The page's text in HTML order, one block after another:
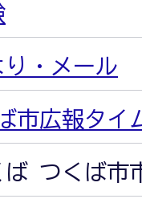
・メール
市広報タイ
ば つくば市